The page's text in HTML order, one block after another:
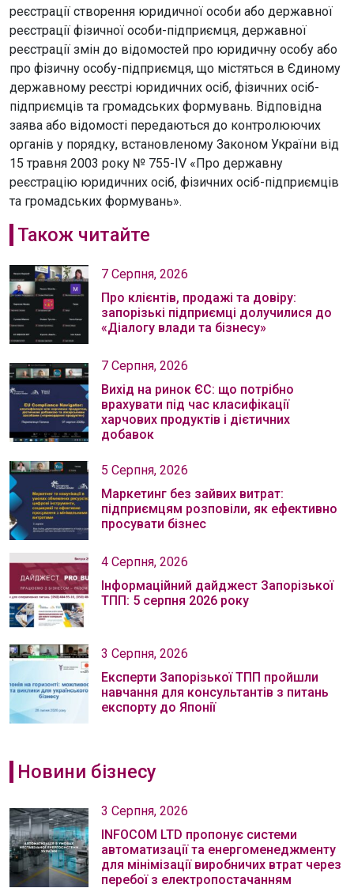
реєстрації створення юридичної особи або державної
реєстрації фізичної особи-підприємця, державної
реєстрації змін до відомостей про юридичну особу або
про фізичну особу-підприємця, що містяться в Єдиному
державному реєстрі юридичних осіб, фізичних осіб-
підприємців та громадських формувань. Відповідна
заява або відомості передаються до контролюючих
органів у порядку, встановленому Законом України від
15 травня 2003 року № 755-ІV «Про державну
реєстрацію юридичних осіб, фізичних осіб-підприємців
та громадських формувань».
Також читайте
7 Серпня, 2026
Про клієнтів, продажі та довіру:
запорізькі підприємці долучилися до
«Діалогу влади та бізнесу»
7 Серпня, 2026
Вихід на ринок ЄС: що потрібно
врахувати під час класифікації
харчових продуктів і дієтичних
добавок
5 Серпня, 2026
Маркетинг без зайвих витрат:
підприємцям розповіли, як ефективно
просувати бізнес
4 Серпня, 2026
Інформаційний дайджест Запорізької
ТПП: 5 серпня 2026 року
3 Серпня, 2026
Експерти Запорізької ТПП пройшли
навчання для консультантів з питань
експорту до Японії
Новини бізнесу
3 Серпня, 2026
INFOCOM LTD пропонує системи
автоматизації та енергоменеджменту
для мінімізації виробничих втрат через
перебої з електропостачанням